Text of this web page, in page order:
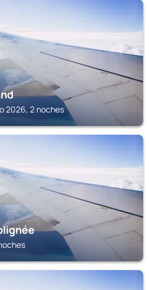
2026, 2 noches